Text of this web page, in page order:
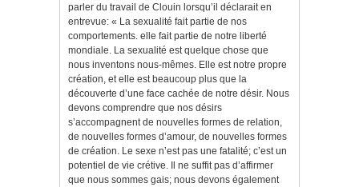
parler du travail de Clouin lorsqu’il déclarait en
entrevue: « La sexualité fait partie de nos
comportements. elle fait partie de notre liberté
mondiale. La sexualité est quelque chose que
nous inventons nous-mêmes. Elle est notre propre
création, et elle est beaucoup plus que la
découverte d’une face cachée de notre désir. Nous
devons comprendre que nos désirs
s’accompagnent de nouvelles formes de relation,
de nouvelles formes d’amour, de nouvelles formes
de création. Le sexe n’est pas une fatalité; c’est un
potentiel de vie crétive. Il ne suffit pas d’affirmer
que nous sommes gais; nous devons également